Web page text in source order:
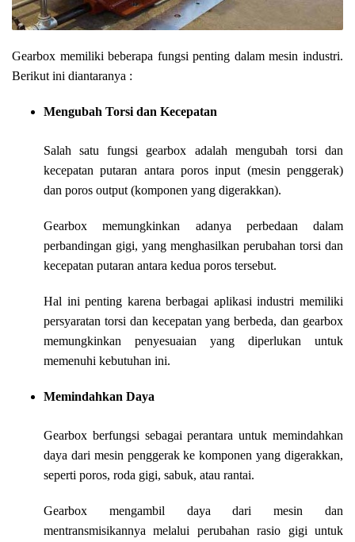
Gearbox memiliki beberapa fungsi penting dalam mesin industri.
Berikut ini diantaranya :
Mengubah Torsi dan Kecepatan
Salah satu fungsi gearbox adalah mengubah torsi dan
kecepatan putaran antara poros input (mesin penggerak)
dan poros output (komponen yang digerakkan).
Gearbox memungkinkan adanya perbedaan dalam
perbandingan gigi, yang menghasilkan perubahan torsi dan
kecepatan putaran antara kedua poros tersebut.
Hal ini penting karena berbagai aplikasi industri memiliki
persyaratan torsi dan kecepatan yang berbeda, dan gearbox
memungkinkan penyesuaian yang diperlukan untuk
memenuhi kebutuhan ini.
Memindahkan Daya
Gearbox berfungsi sebagai perantara untuk memindahkan
daya dari mesin penggerak ke komponen yang digerakkan,
seperti poros, roda gigi, sabuk, atau rantai.
Gearbox mengambil daya dari mesin dan
mentransmisikannya melalui perubahan rasio gigi untuk